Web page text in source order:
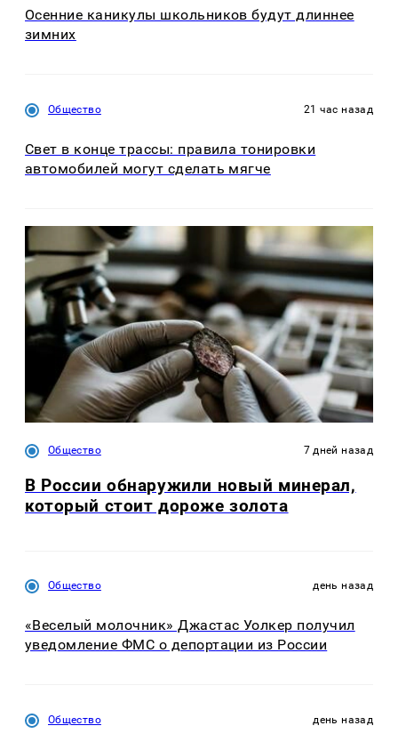
Осенние каникулы школьников будут длиннее
зимних
Общество 21 час назад
Свет в конце трассы: правила тонировки
автомобилей могут сделать мягче
Общество 7 дней назад
В России обнаружили новый минерал,
который стоит дороже золота
Общество день назад
«Веселый молочник» Джастас Уолкер получил
уведомление ФМС о депортации из России
Общество день назад